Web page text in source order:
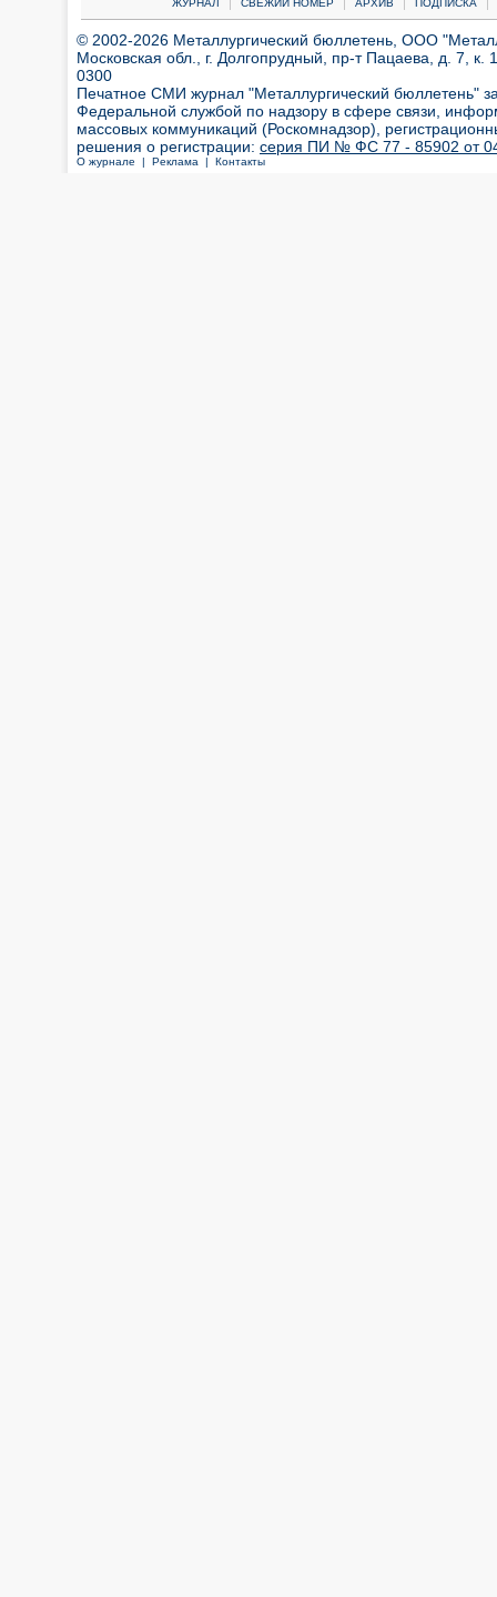
ЖУРНАЛ СВЕЖИЙ НОМЕР АРХИВ ПОДПИСКА
© 2002-2026 Металлургический бюллетень, ООО
Московская обл., г. Долгопрудный, пр-т Пацаева, д. 7,
0300
Печатное СМИ журнал "Металлургический бюллетень"
Федеральной службой по надзору в сфере связи,
массовых коммуникаций (Роскомнадзор),
решения о регистрации: серия ПИ № ФС 77 - 85902 от 04
О журнале | Реклама | Контакты